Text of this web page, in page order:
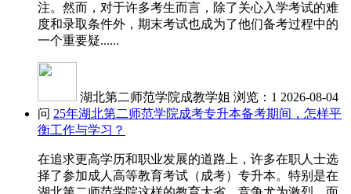
注。然而，对于许多考生而言，除了关心入学考试的难
度和录取条件外，期末考试也成为了他们备考过程中的
一个重要疑......
湖北第二师范学院成教学姐 浏览：1 2026-08-04
问 25年湖北第二师范学院成考专升本备考期间，怎样平
衡工作与学习？
在追求更高学历和职业发展的道路上，许多在职人士选
择了参加成人高等教育考试（成考）专升本。特别是在